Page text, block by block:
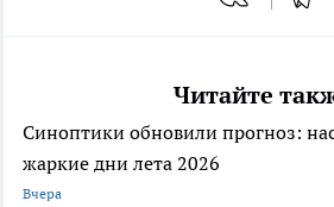
Читайте
Синоптики обновили прогноз:
жаркие дни лета 2026
Вчера